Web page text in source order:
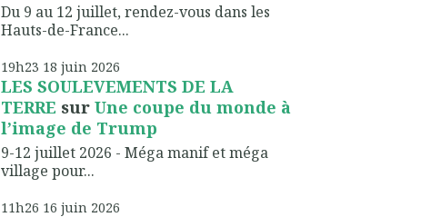
Du 9 au 12 juillet, rendez-vous dans les
Hauts-de-France...
19h23 18 juin 2026
LES SOULEVEMENTS DE LA
TERRE sur Une coupe du monde à
l’image de Trump
9-12 juillet 2026 - Méga manif et méga
village pour...
11h26 16 juin 2026